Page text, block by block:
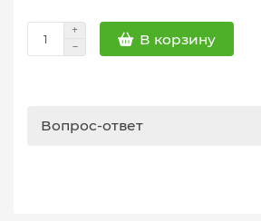
В корзину
Вопрос-ответ